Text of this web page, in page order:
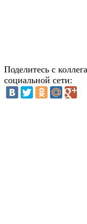
Поделитесь с
социальной сети: